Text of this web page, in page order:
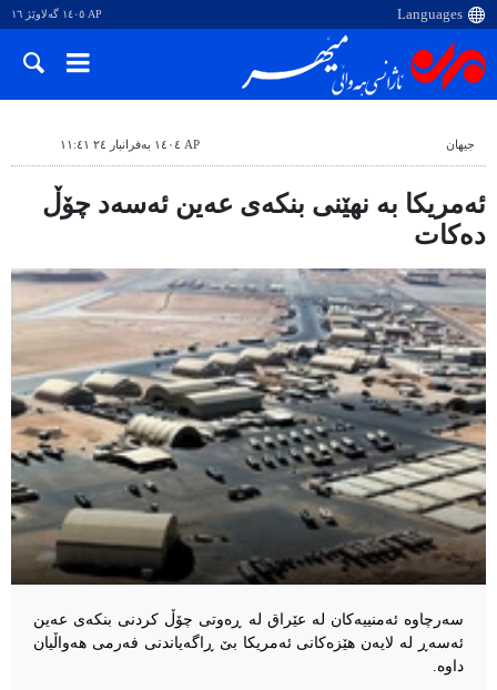
AP ١٤٠٥ گەلاوێژ ١٦
جیهان AP ١٤٠٤ بەفرانبار ٢٤ ١١:٤١
ئەمریکا بە نهێنی بنکەی عەین ئەسەد چۆڵ
دەکات
سەرچاوە ئەمنییەکان لە عێراق لە ڕەوتی چۆڵ کردنی بنکەی عەین
ئەسەڕ لە لایەن هێزەکانی ئەمریکا بێ ڕاگەیاندنی فەرمی هەواڵیان
داوە.